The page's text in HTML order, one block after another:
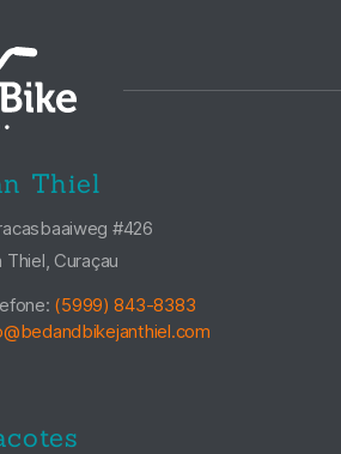
Thiel
#426
Thiel, Curaçau
(5999) 843-8383